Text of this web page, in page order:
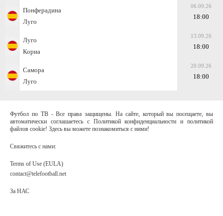
Понферадина
Луго
06.09.26
18:00
Луго
Кориа
13.09.26
18:00
Самора
Луго
20.09.26
18:00
Футбол по ТВ - Все права защищены. На сайте, который вы посещаете, вы
автоматически соглашаетесь с Политикой конфиденциальности и политикой
файлов cookie! Здесь вы можете познакомиться с ними!
Свяжитесь с нами:
Terms of Use (EULA)
contact@telefootball.net
За НАС